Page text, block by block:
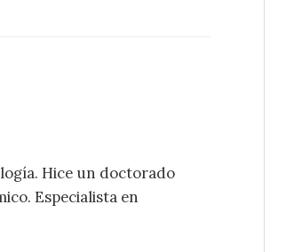
Hice un doctorado
Especialista en